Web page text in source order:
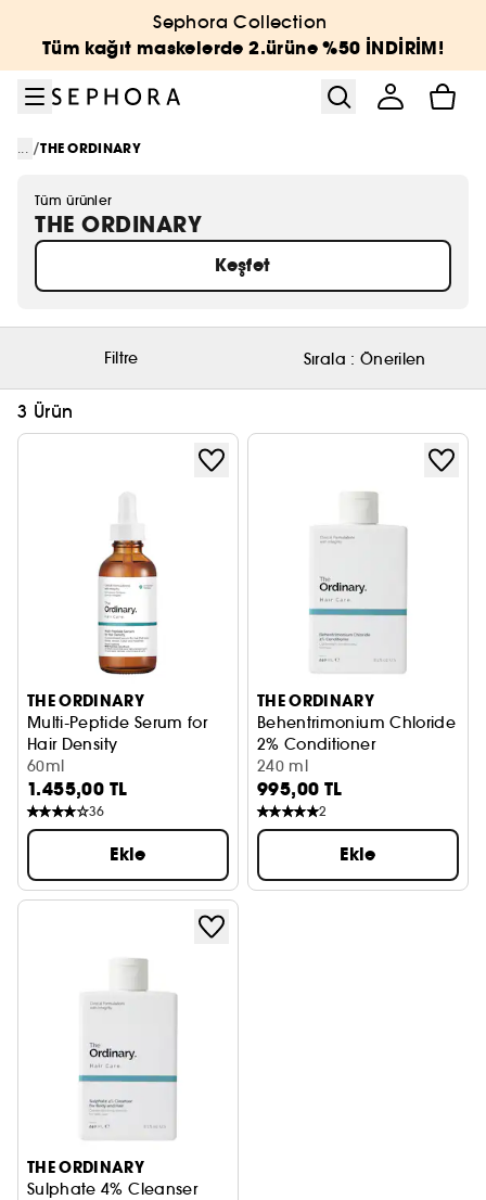
Sephora Collection
Tüm kağıt maskelerde 2.ürüne %50 İNDİRİM!
... /THE ORDINARY
Tüm ürünler
THE ORDINARY
Keşfet
Filtre Sırala : Önerilen
3 Ürün
THE ORDINARY
Multi-Peptide Serum for
Hair Density
Yoğun ve Dolgun Görünüm Saç Serumu
60ml
1.455,00 TL
36
Ekle
THE ORDINARY
Behentrimonium Chloride
2% Conditioner
Saç Kremi
240 ml
995,00 TL
2
Ekle
THE ORDINARY
Sulphate 4% Cleanser